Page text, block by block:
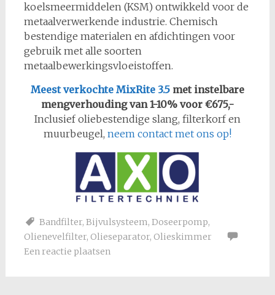
koelsmeermiddelen (KSM) ontwikkeld voor de
metaalverwerkende industrie. Chemisch
bestendige materialen en afdichtingen voor
gebruik met alle soorten
metaalbewerkingsvloeistoffen.
Meest verkochte MixRite 3.5met instelbare
mengverhouding van 1-10% voor €675,-
Inclusief oliebestendige slang, filterkorf en
muurbeugel, neem contact met ons op!
Bandfilter, Bijvulsysteem, Doseerpomp,
Olienevelfilter, Olieseparator, Olieskimmer
Een reactie plaatsen